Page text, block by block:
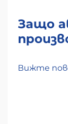
Защо
Вижте